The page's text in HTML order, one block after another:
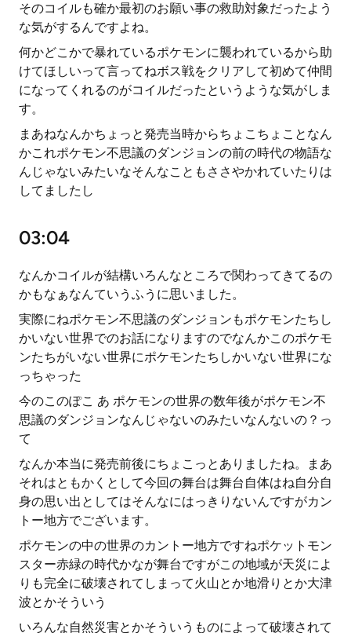
そのコイルも確か最初のお願い事の救助対象だったよう
な気がするんですよね。
何かどこかで暴れているポケモンに襲われているから助
けてほしいって言ってねボス戦をクリアして初めて仲間
になってくれるのがコイルだったというような気がしま
す。
まあねなんかちょっと発売当時からちょこちょことなん
かこれポケモン不思議のダンジョンの前の時代の物語な
んじゃないみたいなそんなこともささやかれていたりは
してましたし
03:04
なんかコイルが結構いろんなところで関わってきてるの
かもなぁなんていうふうに思いました。
実際にねポケモン不思議のダンジョンもポケモンたちし
かいない世界でのお話になりますのでなんかこのポケモ
ンたちがいない世界にポケモンたちしかいない世界にな
っちゃった
今のこのぽこ あ ポケモンの世界の数年後がポケモン不
思議のダンジョンなんじゃないのみたいなんないの？っ
て
なんか本当に発売前後にちょこっとありましたね。まあ
それはともかくとして今回の舞台は舞台自体はね自分自
身の思い出としてはそんなにはっきりないんですがカン
トー地方でございます。
ポケモンの中の世界のカントー地方ですねポケットモン
スター赤緑の時代かなが舞台ですがこの地域が天災によ
りも完全に破壊されてしまって火山とか地滑りとか大津
波とかそういう
いろんな自然災害とかそういうものによって破壊されて